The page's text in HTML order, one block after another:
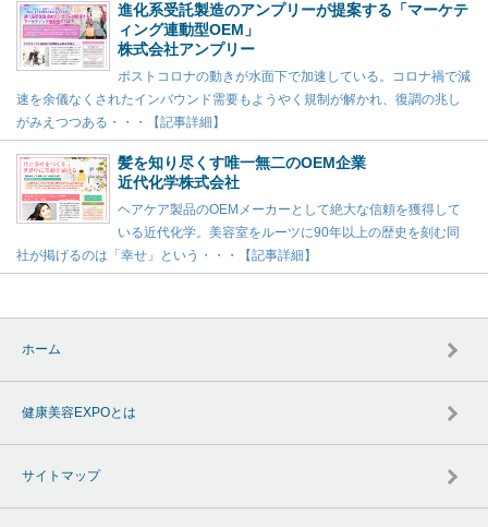
進化系受託製造のアンプリーが提案する「マーケテ
ィング連動型OEM」
株式会社アンプリー
ポストコロナの動きが水面下で加速している。コロナ禍で減
速を余儀なくされたインバウンド需要もようやく規制が解かれ、復調の兆し
がみえつつある・・・【記事詳細】
髪を知り尽くす唯一無二のOEM企業
近代化学株式会社
ヘアケア製品のOEMメーカーとして絶大な信頼を獲得して
いる近代化学。美容室をルーツに90年以上の歴史を刻む同
社が掲げるのは「幸せ」という・・・【記事詳細】
ホーム
健康美容EXPOとは
サイトマップ